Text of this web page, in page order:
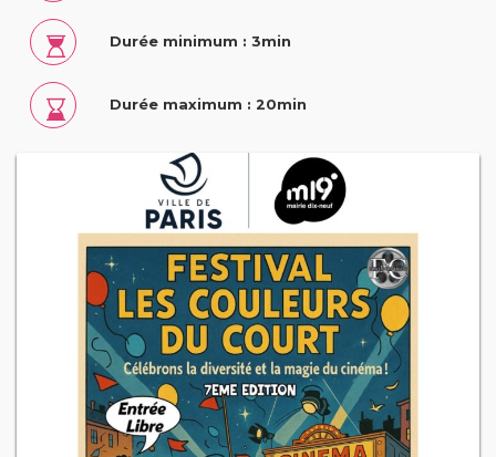
Durée minimum : 3min
Durée maximum : 20min